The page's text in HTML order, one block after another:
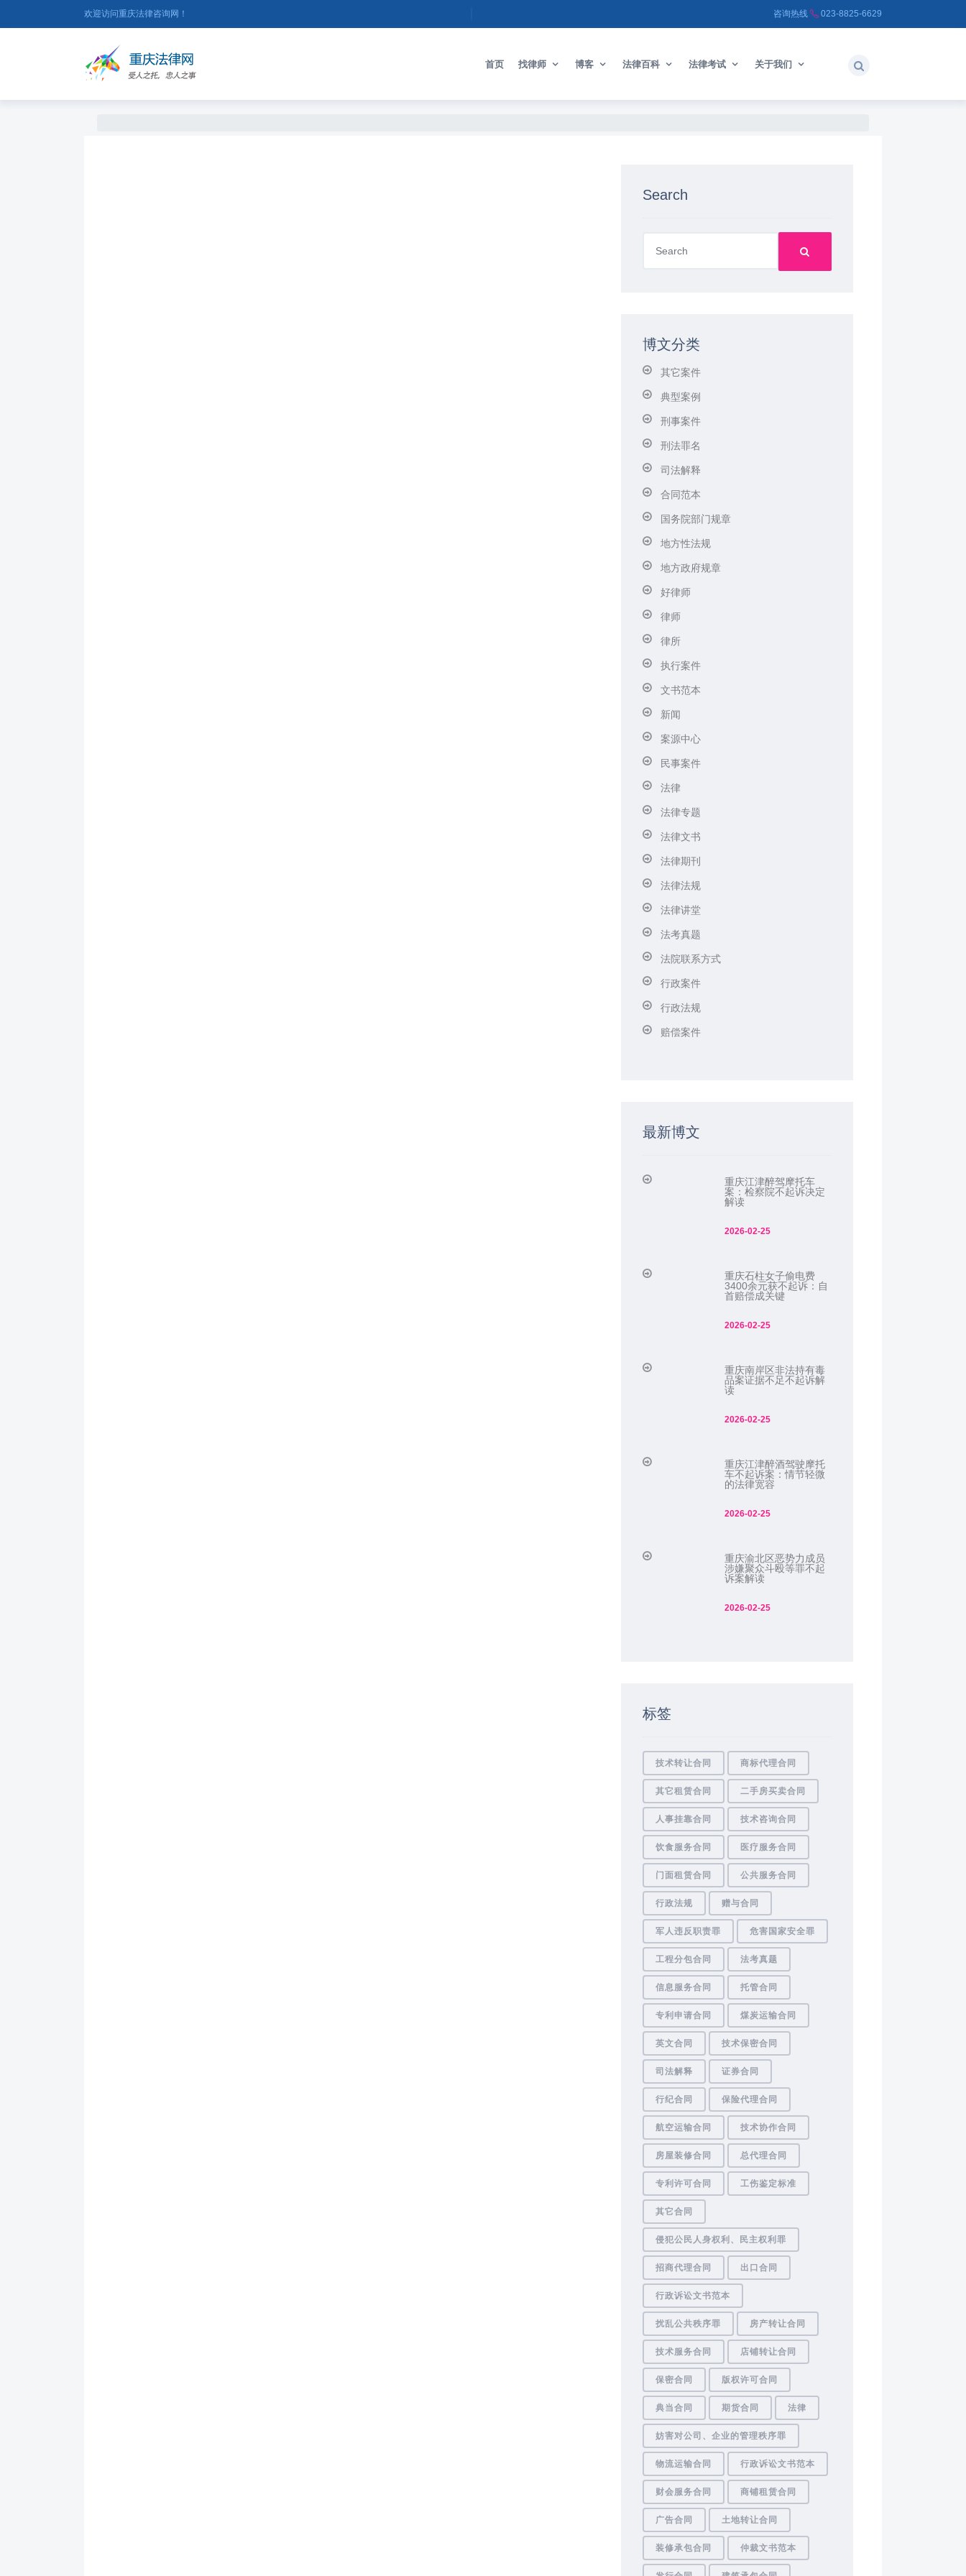
欢迎访问重庆法律咨询网！ 咨询热线 023-8825-6629
首页 找律师 博客 法律百科 法律考试 关于我们
Search
博文分类
其它案件
典型案例
刑事案件
刑法罪名
司法解释
合同范本
国务院部门规章
地方性法规
地方政府规章
好律师
律师
律所
执行案件
文书范本
新闻
案源中心
民事案件
法律
法律专题
法律文书
法律期刊
法律法规
法律讲堂
法考真题
法院联系方式
行政案件
行政法规
赔偿案件
最新博文
重庆江津醉驾摩托车
案：检察院不起诉决定
解读
2026-02-25
重庆石柱女子偷电费
3400余元获不起诉：自
首赔偿成关键
2026-02-25
重庆南岸区非法持有毒
品案证据不足不起诉解
读
2026-02-25
重庆江津醉酒驾驶摩托
车不起诉案：情节轻微
的法律宽容
2026-02-25
重庆渝北区恶势力成员
涉嫌聚众斗殴等罪不起
诉案解读
2026-02-25
标签
技术转让合同 商标代理合同
其它租赁合同 二手房买卖合同
人事挂靠合同 技术咨询合同
饮食服务合同 医疗服务合同
门面租赁合同 公共服务合同
行政法规 赠与合同
军人违反职责罪 危害国家安全罪
工程分包合同 法考真题
信息服务合同 托管合同
专利申请合同 煤炭运输合同
英文合同 技术保密合同
司法解释 证券合同
行纪合同 保险代理合同
航空运输合同 技术协作合同
房屋装修合同 总代理合同
专利许可合同 工伤鉴定标准
其它合同
侵犯公民人身权利、民主权利罪
招商代理合同 出口合同
行政诉讼文书范本
扰乱公共秩序罪 房产转让合同
技术服务合同 店铺转让合同
保密合同 版权许可合同
典当合同 期货合同 法律
妨害对公司、企业的管理秩序罪
物流运输合同 行政诉讼文书范本
财会服务合同 商铺租赁合同
广告合同 土地转让合同
装修承包合同 仲裁文书范本